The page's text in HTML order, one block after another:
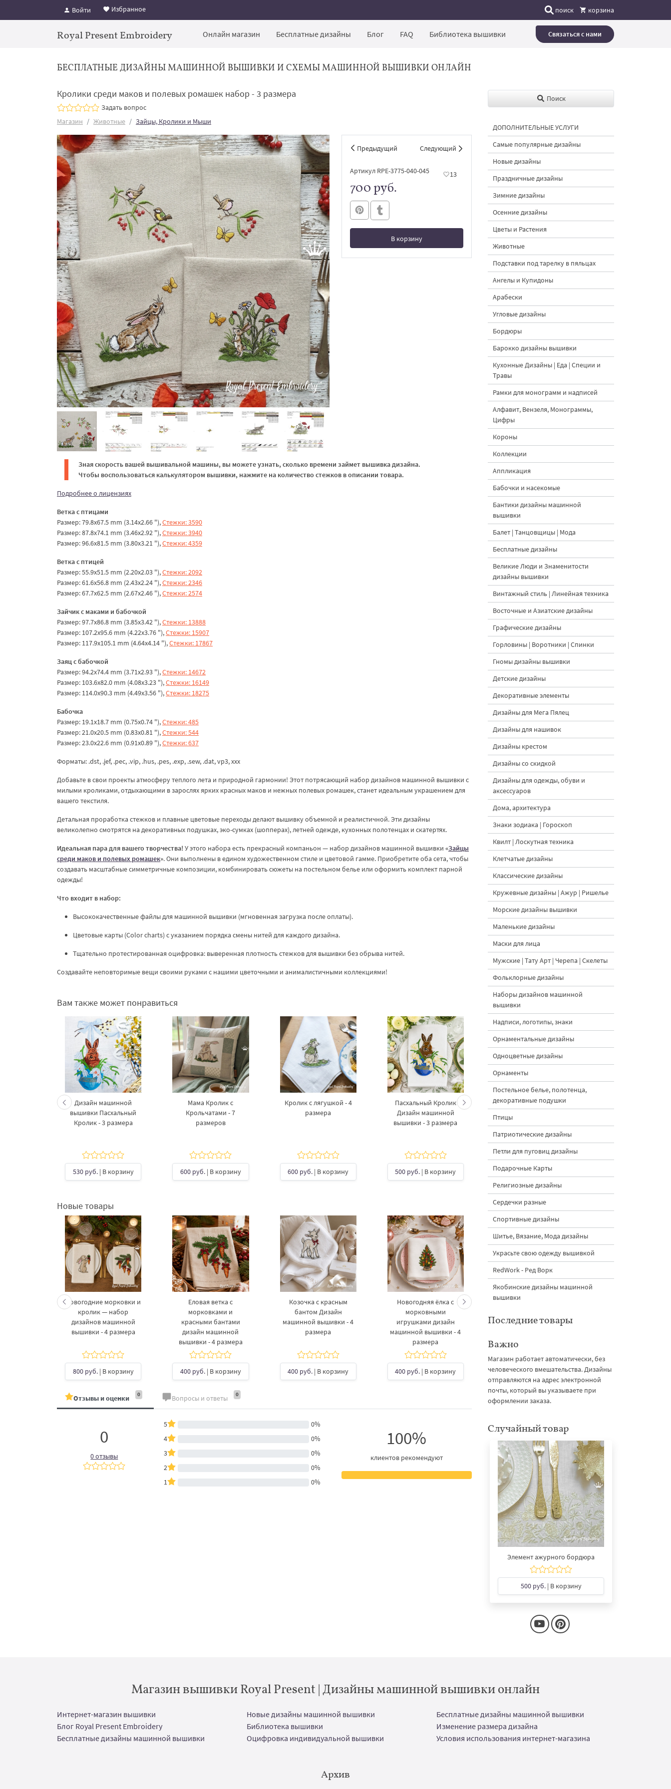
Войти Избранное поиск корзина
Royal Present Embroidery Онлайн магазин Бесплатные дизайны Блог FAQ Библиотека вышивки Связаться с нами
БЕСПЛАТНЫЕ ДИЗАЙНЫ МАШИННОЙ ВЫШИВКИ И СХЕМЫ МАШИННОЙ ВЫШИВКИ ОНЛАЙН
Кролики среди маков и полевых ромашек набор - 3 размера
Задать вопрос
Магазин
Животные Зайцы, Кролики и Мыши
Предыдущий Следующий
Артикул RPE-3775-040-045 13
700 руб.
В корзину
В корзине
Зная скорость вашей вышивальной машины, вы можете узнать, сколько времени займет вышивка дизайна.
Чтобы воспользоваться калькулятором вышивки, нажмите на количество стежков в описании товара.
Подробнее о лицензиях
Ветка с птицами
Размер: 79.8x67.5 mm (3.14x2.66 "),Стежки: 3590
Размер: 87.8x74.1 mm (3.46x2.92 "),Стежки: 3940
Размер: 96.6x81.5 mm (3.80x3.21 "),Стежки: 4359
Ветка с птицей
Размер: 55.9x51.5 mm (2.20x2.03 "),Стежки: 2092
Размер: 61.6x56.8 mm (2.43x2.24 "),Стежки: 2346
Размер: 67.7x62.5 mm (2.67x2.46 "),Стежки: 2574
Зайчик с маками и бабочкой
Размер: 97.7x86.8 mm (3.85x3.42 "),Стежки: 13888
Размер: 107.2x95.6 mm (4.22x3.76 "),Стежки: 15907
Размер: 117.9x105.1 mm (4.64x4.14 "),Стежки: 17867
Заяц с бабочкой
Размер: 94.2x74.4 mm (3.71x2.93 "),Стежки: 14672
Размер: 103.6x82.0 mm (4.08x3.23 "),Стежки: 16149
Размер: 114.0x90.3 mm (4.49x3.56 "),Стежки: 18275
Бабочка
Размер: 19.1x18.7 mm (0.75x0.74 "),Стежки: 485
Размер: 21.0x20.5 mm (0.83x0.81 "),Стежки: 544
Размер: 23.0x22.6 mm (0.91x0.89 "),Стежки: 637
Форматы: .dst, .jef, .pec, .vip, .hus, .pes, .exp, .sew, .dat, vp3, ххх
Добавьте в свои проекты атмосферу теплого лета и природной гармонии! Этот потрясающий набор дизайнов машинной вышивки с
милыми кроликами, отдыхающими в зарослях ярких красных маков и нежных полевых ромашек, станет идеальным украшением для
вашего текстиля.
Детальная проработка стежков и плавные цветовые переходы делают вышивку объемной и реалистичной. Эти дизайны
великолепно смотрятся на декоративных подушках, эко-сумках (шопперах), летней одежде, кухонных полотенцах и скатертях.
Идеальная пара для вашего творчества! У этого набора есть прекрасный компаньон — набор дизайнов машинной вышивки «Зайцы
среди маков и полевых ромашек». Они выполнены в едином художественном стиле и цветовой гамме. Приобретите оба сета, чтобы
создавать масштабные симметричные композиции, комбинировать сюжеты на постельном белье или оформить комплект парной
одежды!
Что входит в набор:
Высококачественные файлы для машинной вышивки (мгновенная загрузка после оплаты).
Цветовые карты (Color charts) с указанием порядка смены нитей для каждого дизайна.
Тщательно протестированная оцифровка: выверенная плотность стежков для вышивки без обрыва нитей.
Создавайте неповторимые вещи своими руками с нашими цветочными и анималистичными коллекциями!
Вам также может понравиться
Дизайн машинной
вышивки Пасхальный
Кролик - 3 размера
530 руб.| В корзину
Мама Кролик с
Крольчатами - 7
размеров
600 руб.| В корзину
Кролик с лягушкой - 4
размера
600 руб. | В корзину
Пасхальный Кролик
Дизайн машинной
вышивки - 3 размера
500 руб. | В корзину
Новогодние морковки и
дизайнов машинной
вышивки - 4 размера
800 руб.| В корзину
вышивки - 4
Новые товары
Новогодние морковки и
кролик — набор
дизайнов машинной
вышивки - 4 размера
800 руб.| В корзину
Еловая ветка с
морковками и
красными бантами
дизайн машинной
вышивки - 4 размера
400 руб.| В корзину
Козочка с красным
бантом Дизайн
машинной вышивки - 4
размера
400 руб. | В корзину
Новогодняя ёлка с
морковными
игрушками дизайн
машинной вышивки - 4
размера
400 руб. | В корзину
Кролик украшает ёлку
машинной вышивки - 3
500 руб.| В корзину 500 руб.
Отзывы и оценки 0 Вопросы и ответы 0
0
0 отзывы
5
0%
4
0%
3
0%
2
0%
1
0%
100%
клиентов рекомендуют
Поиск
ДОПОЛНИТЕЛЬНЫЕ УСЛУГИ
Самые популярные дизайны
Новые дизайны
Праздничные дизайны
Зимние дизайны
Осенние дизайны
Цветы и Растения
Животные
Подставки под тарелку в пяльцах
Ангелы и Купидоны
Арабески
Угловые дизайны
Бордюры
Барокко дизайны вышивки
Кухонные Дизайны | Еда | Специи и
Травы
Рамки для монограмм и надписей
Алфавит, Вензеля, Монограммы,
Цифры
Короны
Коллекции
Аппликация
Бабочки и насекомые
Бантики дизайны машинной
вышивки
Балет | Танцовщицы | Мода
Бесплатные дизайны
Великие Люди и Знаменитости
дизайны вышивки
Винтажный стиль | Линейная техника
Восточные и Азиатские дизайны
Графические дизайны
Горловины | Воротники | Спинки
Гномы дизайны вышивки
Детские дизайны
Декоративные элементы
Дизайны для Мега Пялец
Дизайны для нашивок
Дизайны крестом
Дизайны со скидкой
Дизайны для одежды, обуви и
аксессуаров
Дома, архитектура
Знаки зодиака | Гороскоп
Квилт | Лоскутная техника
Клетчатые дизайны
Классические дизайны
Кружевные дизайны | Ажур | Ришелье
Морские дизайны вышивки
Маленькие дизайны
Маски для лица
Мужские | Тату Арт | Черепа | Скелеты
Фольклорные дизайны
Наборы дизайнов машинной
вышивки
Надписи, логотипы, знаки
Орнаментальные дизайны
Одноцветные дизайны
Орнаменты
Постельное белье, полотенца,
декоративные подушки
Птицы
Патриотические дизайны
Петли для пуговиц дизайны
Подарочные Карты
Религиозные дизайны
Сердечки разные
Спортивные дизайны
Шитье, Вязание, Мода дизайны
Украсьте свою одежду вышивкой
RedWork - Ред Ворк
Якобинские дизайны машинной
вышивки
Последние товары
Важно
Магазин работает автоматически, без
человеческого вмешательства. Дизайны
отправляются на адрес электронной
почты, который вы указываете при
оформлении заказа.
Случайный товар
Элемент ажурного бордюра
500 руб.| В корзину
Магазин вышивки Royal Present | Дизайны машинной вышивки онлайн
Интернет-магазин вышивки Новые дизайны машинной вышивки
Бесплатные дизайны машинной вышивки
Блог Royal Present Embroidery
Библиотека вышивки
Изменение размера дизайна
Бесплатные дизайны машинной вышивки
Оцифровка индивидуальной вышивки Условия использования интернет-магазина
Архив